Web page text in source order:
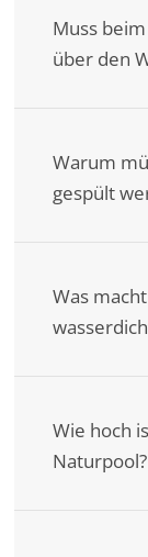
Muss
über den
Warum
gespült
Was
Wie hoch
Naturpool?